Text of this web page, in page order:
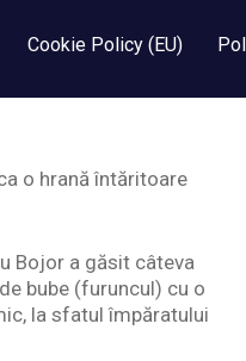
Cookie Policy (EU)
o hrană întăritoare
Bojor a găsit câteva
bube (furuncul) cu o
la sfatul împăratului